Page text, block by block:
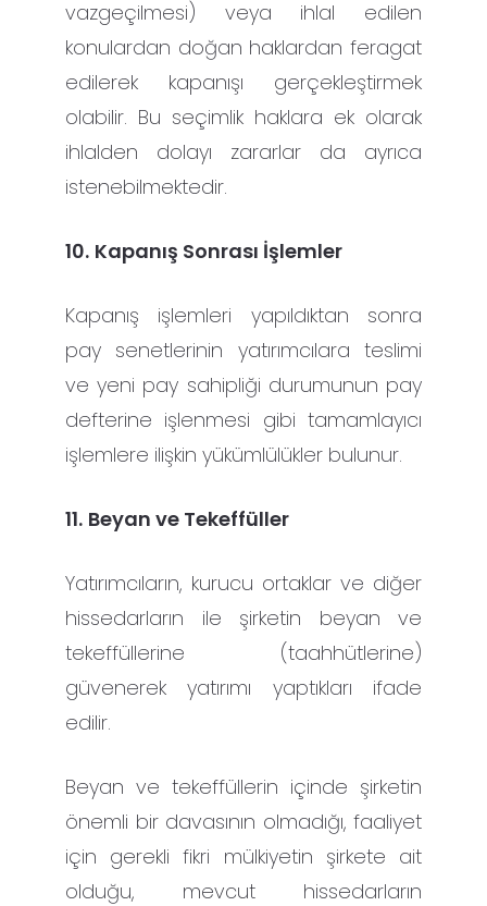
vazgeçilmesi) veya ihlal edilen
konulardan doğan haklardan feragat
edilerek kapanışı gerçekleştirmek
olabilir. Bu seçimlik haklara ek olarak
ihlalden dolayı zararlar da ayrıca
istenebilmektedir.
10. Kapanış Sonrası İşlemler
Kapanış işlemleri yapıldıktan sonra
pay senetlerinin yatırımcılara teslimi
ve yeni pay sahipliği durumunun pay
defterine işlenmesi gibi tamamlayıcı
işlemlere ilişkin yükümlülükler bulunur.
11. Beyan ve Tekeffüller
Yatırımcıların, kurucu ortaklar ve diğer
hissedarların ile şirketin beyan ve
tekeffüllerine (taahhütlerine)
güvenerek yatırımı yaptıkları ifade
edilir.
Beyan ve tekeffüllerin içinde şirketin
önemli bir davasının olmadığı, faaliyet
için gerekli fikri mülkiyetin şirkete ait
olduğu, mevcut hissedarların